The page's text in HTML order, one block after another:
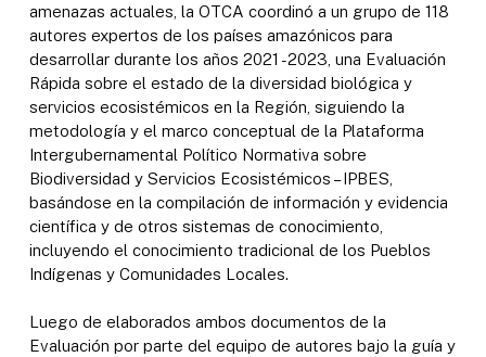
amenazas actuales, la OTCA coordinó a un grupo de 118
autores expertos de los países amazónicos para
desarrollar durante los años 2021 -2023, una Evaluación
Rápida sobre el estado de la diversidad biológica y
servicios ecosistémicos en la Región, siguiendo la
metodología y el marco conceptual de la Plataforma
Intergubernamental Político Normativa sobre
Biodiversidad y Servicios Ecosistémicos – IPBES,
basándose en la compilación de información y evidencia
científica y de otros sistemas de conocimiento,
incluyendo el conocimiento tradicional de los Pueblos
Indígenas y Comunidades Locales.
Luego de elaborados ambos documentos de la
Evaluación por parte del equipo de autores bajo la guía y